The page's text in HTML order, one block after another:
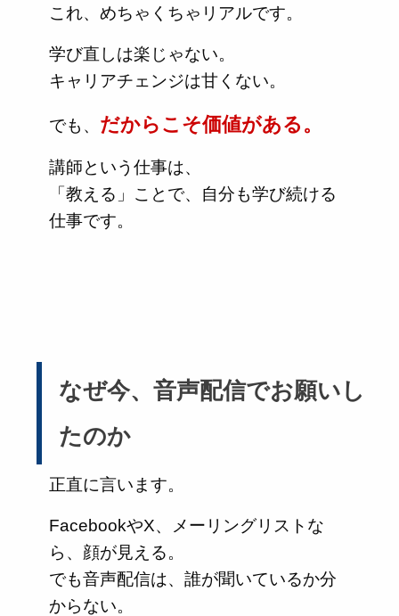
これ、めちゃくちゃリアルです。
学び直しは楽じゃない。
キャリアチェンジは甘くない。
でも、 だからこそ価値がある。
講師という仕事は、
「教える」ことで、自分も学び続ける
仕事です。
なぜ今、音声配信でお願いし
たのか
正直に言います。
FacebookやX、メーリングリストな
ら、顔が見える。
でも音声配信は、誰が聞いているか分
からない。